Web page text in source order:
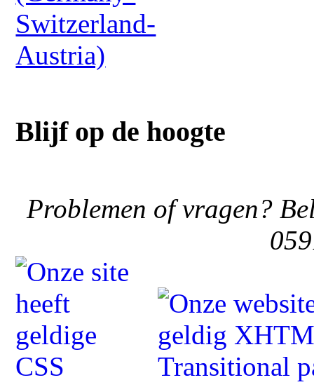
Blijf op de hoogte
Problemen of vragen?